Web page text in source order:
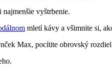
vyštrbenie.
mletí kávy a všimnite si,
Max, pocítite obrovský rozdiel